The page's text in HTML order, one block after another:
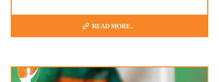
READ MORE..